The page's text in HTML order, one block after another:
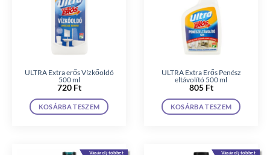
ULTRA Extra erős Vízkőoldó
500 ml
720 Ft
KOSÁRBA TESZEM
ULTRA Extra Erős Penész
eltávolító 500 ml
805 Ft
KOSÁRBA TESZEM
Vásárolj többet
Vásárolj többet